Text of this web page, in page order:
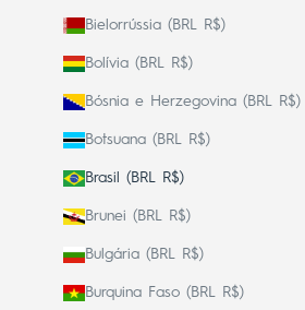
Bielorrússia (BRL R$)
Bolívia (BRL R$)
Bósnia e Herzegovina (BRL R$)
Botsuana (BRL R$)
Brasil (BRL R$)
Brunei (BRL R$)
Bulgária (BRL R$)
Burquina Faso (BRL R$)